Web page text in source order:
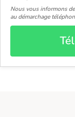
Nous vous informons
au démarchage